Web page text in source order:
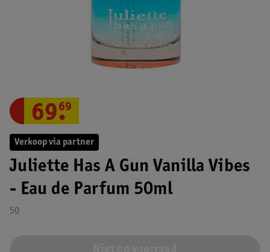
Verkoop via partner
Juliette Has A Gun Vanilla Vibes
- Eau de Parfum 50ml
50
69.
69